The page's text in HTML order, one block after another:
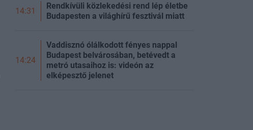
14:31
Rendkívüli közlekedési rend lép életbe
Budapesten a világhírű fesztivál miatt
14:24
Vaddisznó ólálkodott fényes nappal
Budapest belvárosában, betévedt a
metró utasaihoz is: videón az
elképesztő jelenet